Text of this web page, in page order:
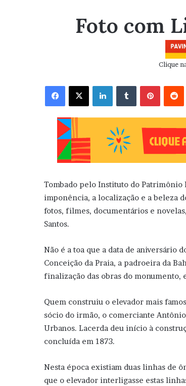
Foto com
Clique
Facebook X Linkedin
Tombado pelo Instituto do
imponência, a localização e a beleza
fotos, filmes, documentários e
Santos.
Não é a toa que a data de aniversário
Conceição da Praia, a padroeira da
finalização das obras do monumento,
Quem construiu o elevador mais
sócio do irmão, o comerciante
Urbanos. Lacerda deu início à
concluída em 1873.
Nesta época existiam duas linhas de
que o elevador interligasse estas